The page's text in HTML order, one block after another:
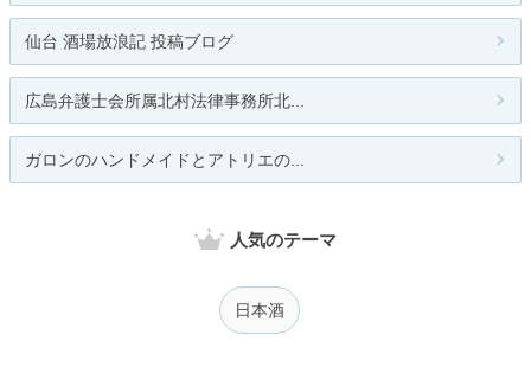
仙台 酒場放浪記 投稿ブログ
広島弁護士会所属北村法律事務所北...
ガロンのハンドメイドとアトリエの...
人気のテーマ
日本酒